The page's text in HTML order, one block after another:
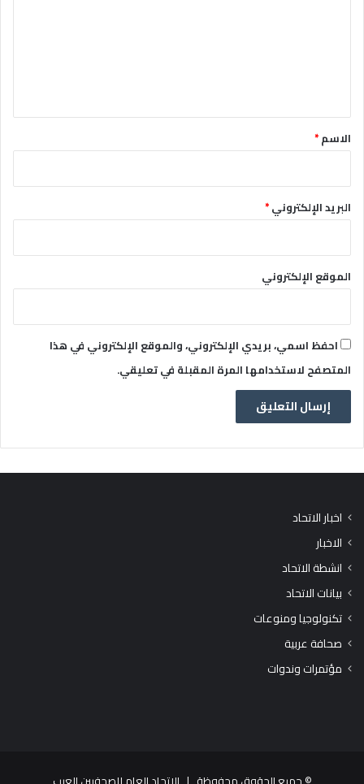
*الاسم*
البريد الإلكتروني*
الموقع الإلكتروني
احفظ اسمي، بريدي الإلكتروني، والموقع الإلكتروني في هذا
المتصفح لاستخدامها المرة المقبلة في تعليقي.
اخبار الاتحاد
الاخبار
انشطة الاتحاد
بيانات الاتحاد
تكنولوجيا ومنوعات
صحافة عربية
مؤتمرات وندوات